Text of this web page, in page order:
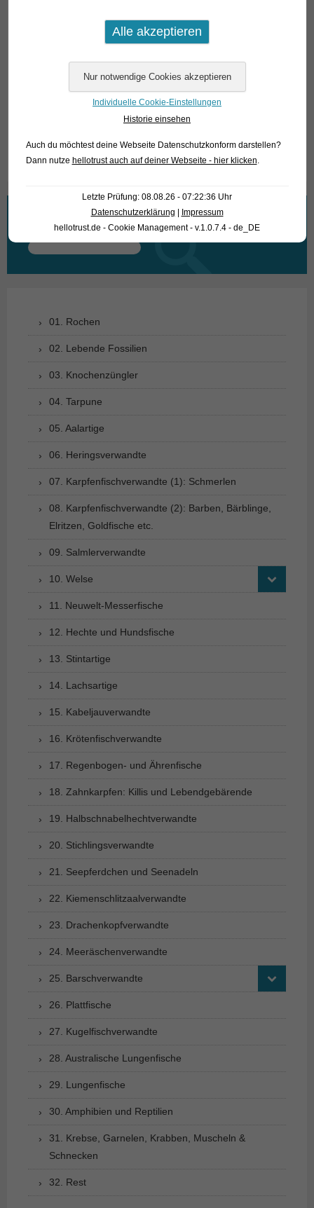
herrschende Formenvielfalt einer Population auch unter den
im Aquarium geborenen Nachkommen erhalten bleibt.
Für unsere Kunden: die Tiere haben Code 476577 auf
unserer Stockliste. Bitte beachten Sie, dass wir
ausschließlich den Großhandel beliefern.
Text & Photos: Frank Schäfer
Wonach suchen Sie?
Suchen
01. Rochen
02. Lebende Fossilien
03. Knochenzüngler
04. Tarpune
05. Aalartige
06. Heringsverwandte
07. Karpfenfischverwandte (1): Schmerlen
08. Karpfenfischverwandte (2): Barben, Bärblinge,
Elritzen, Goldfische etc.
09. Salmlerverwandte
10. Welse
11. Neuwelt-Messerfische
12. Hechte und Hundsfische
13. Stintartige
14. Lachsartige
15. Kabeljauverwandte
16. Krötenfischverwandte
17. Regenbogen- und Ährenfische
18. Zahnkarpfen: Killis und Lebendgebärende
19. Halbschnabelhechtverwandte
20. Stichlingsverwandte
21. Seepferdchen und Seenadeln
22. Kiemenschlitzaalverwandte
23. Drachenkopfverwandte
24. Meeräschenverwandte
25. Barschverwandte
26. Plattfische
27. Kugelfischverwandte
28. Australische Lungenfische
29. Lungenfische
30. Amphibien und Reptilien
31. Krebse, Garnelen, Krabben, Muscheln &
Schnecken
32. Rest
Individuelle Cookie-Einstellungen
Historie einsehen
Auch du möchtest deine Webseite Datenschutzkonform darstellen?
Dann nutze hellotrust auch auf deiner Webseite - hier klicken.
Letzte Prüfung: 08.08.26 - 07:22:36 Uhr
Datenschutzerklärung
Impressum
hellotrust.de - Cookie Management - v.1.0.7.4 - de_DE